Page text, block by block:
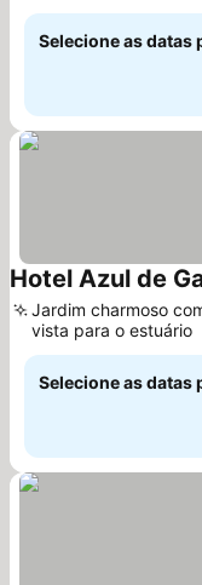
Selecione as datas
Hotel Azul de
Jardim charmoso
vista para o estuário
Selecione as datas